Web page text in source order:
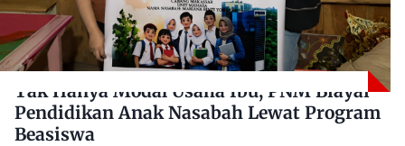
Tak Hanya Modal Usaha Ibu, PNM Biayai
Pendidikan Anak Nasabah Lewat Program
Beasiswa